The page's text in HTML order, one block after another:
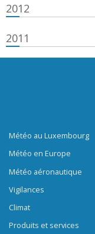
2012
2011
Météo au Luxembourg
Météo en Europe
Météo aéronautique
Vigilances
Climat
Produits et services